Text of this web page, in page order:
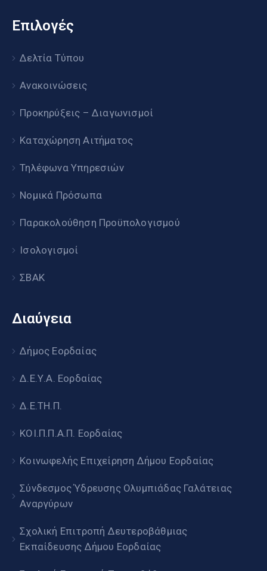
Επιλογές
Δελτία Τύπου
Ανακοινώσεις
Προκηρύξεις – Διαγωνισμοί
Καταχώρηση Αιτήματος
Τηλέφωνα Υπηρεσιών
Νομικά Πρόσωπα
Παρακολούθηση Προϋπολογισμού
Ισολογισμοί
ΣΒΑΚ
Διαύγεια
Δήμος Εορδαίας
Δ.Ε.Υ.Α. Εορδαίας
Δ.Ε.ΤΗ.Π.
ΚΟΙ.Π.Π.Α.Π. Εορδαίας
Κοινωφελής Επιχείρηση Δήμου Εορδαίας
Σύνδεσμος Ύδρευσης Ολυμπιάδας Γαλάτειας
Αναργύρων
Σχολική Επιτροπή Δευτεροβάθμιας
Εκπαίδευσης Δήμου Εορδαίας